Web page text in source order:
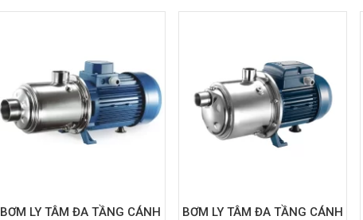
BƠM LY TÂM ĐA TẦNG CÁNH
BƠM LY TÂM ĐA TẦNG CÁNH